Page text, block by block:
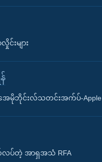
င်းများ
ေမိုဘိုင်းလ်သတင်းအက်ပ်-Apple
ပ်တဲ့ အာရှအသံ RFA